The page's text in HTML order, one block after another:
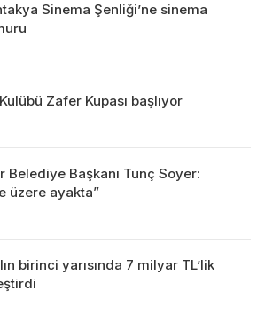
Sinema Şenliği’ne sinema
Zafer Kupası başlıyor
Belediye Başkanı Tunç Soyer:
üzere ayakta”
birinci yarısında 7 milyar TL’lik